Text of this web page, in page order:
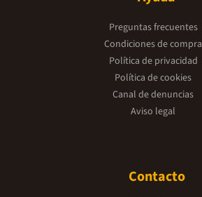
Preguntas frecuentes
Condiciones de compra
Política de privacidad
Política de cookies
Canal de denuncias
Aviso legal
Contacto